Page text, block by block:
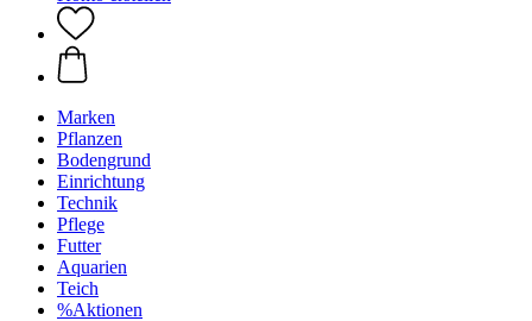
Marken
Pflanzen
Bodengrund
Einrichtung
Technik
Pflege
Futter
Aquarien
Teich
%Aktionen